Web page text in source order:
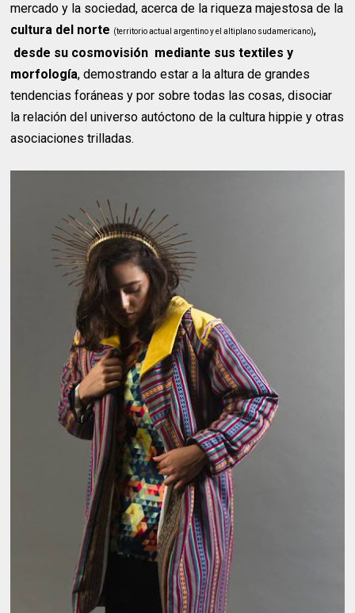
mercado y la sociedad, acerca de la riqueza majestosa de la
cultura del norte (territorio actual argentino y el altiplano sudamericano),
desde su cosmovisión mediante sus textiles y
morfología, demostrando estar a la altura de grandes
tendencias foráneas y por sobre todas las cosas, disociar
la relación del universo autóctono de la cultura hippie y otras
asociaciones trilladas.